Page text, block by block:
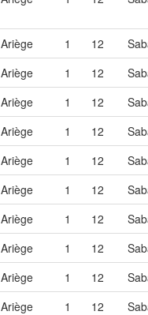
Ariège 1 12
Ariège 1 12
Ariège 1 12
Ariège 1 12
Ariège 1 12
Ariège 1 12
Ariège 1 12
Ariège 1 12
Ariège 1 12
Ariège 1 12